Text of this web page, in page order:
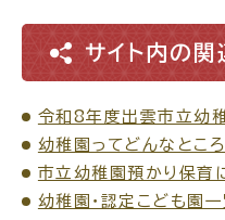
くらしの便利情報
ごみ出しおたすけア
プリ
サイト内の関
令和8年度出雲市立幼
幼稚園ってどんなとこ
市立幼稚園預かり保育
幼稚園・認定こども園一